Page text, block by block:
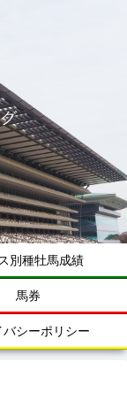
別種牡馬成績
馬券
バシーポリシー